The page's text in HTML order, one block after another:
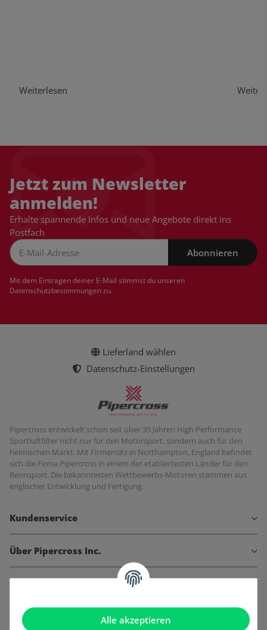
Alle akzeptieren
Weiterlesen
Jetzt zum Newsletter
anmelden!
Erhalte spannende Infos und neue Angebote direkt ins
Postfach
Abonnieren
Mit dem Eintragen deiner E-Mail stimmst du unseren
Datenschutzbestimmungenzu.
Lieferland wählen
Datenschutz-Einstellungen
Pipercross entwickelt schon seit über 35 Jahren High Performance
Sportluftfilter nicht nur für den Motorsport, sondern auch für den
heimischen Markt. Mit Firmensitz in Northampton, England befindet
sich die Firma Pipercross in einem der etabliertesten Länder für den
Rennsport. Die bekanntesten Wettbewerbs-Motoren stammen aus
englischer Entwicklung und Fertigung.
Kundenservice
Über Pipercross Inc.
Gesetzliche Informationen